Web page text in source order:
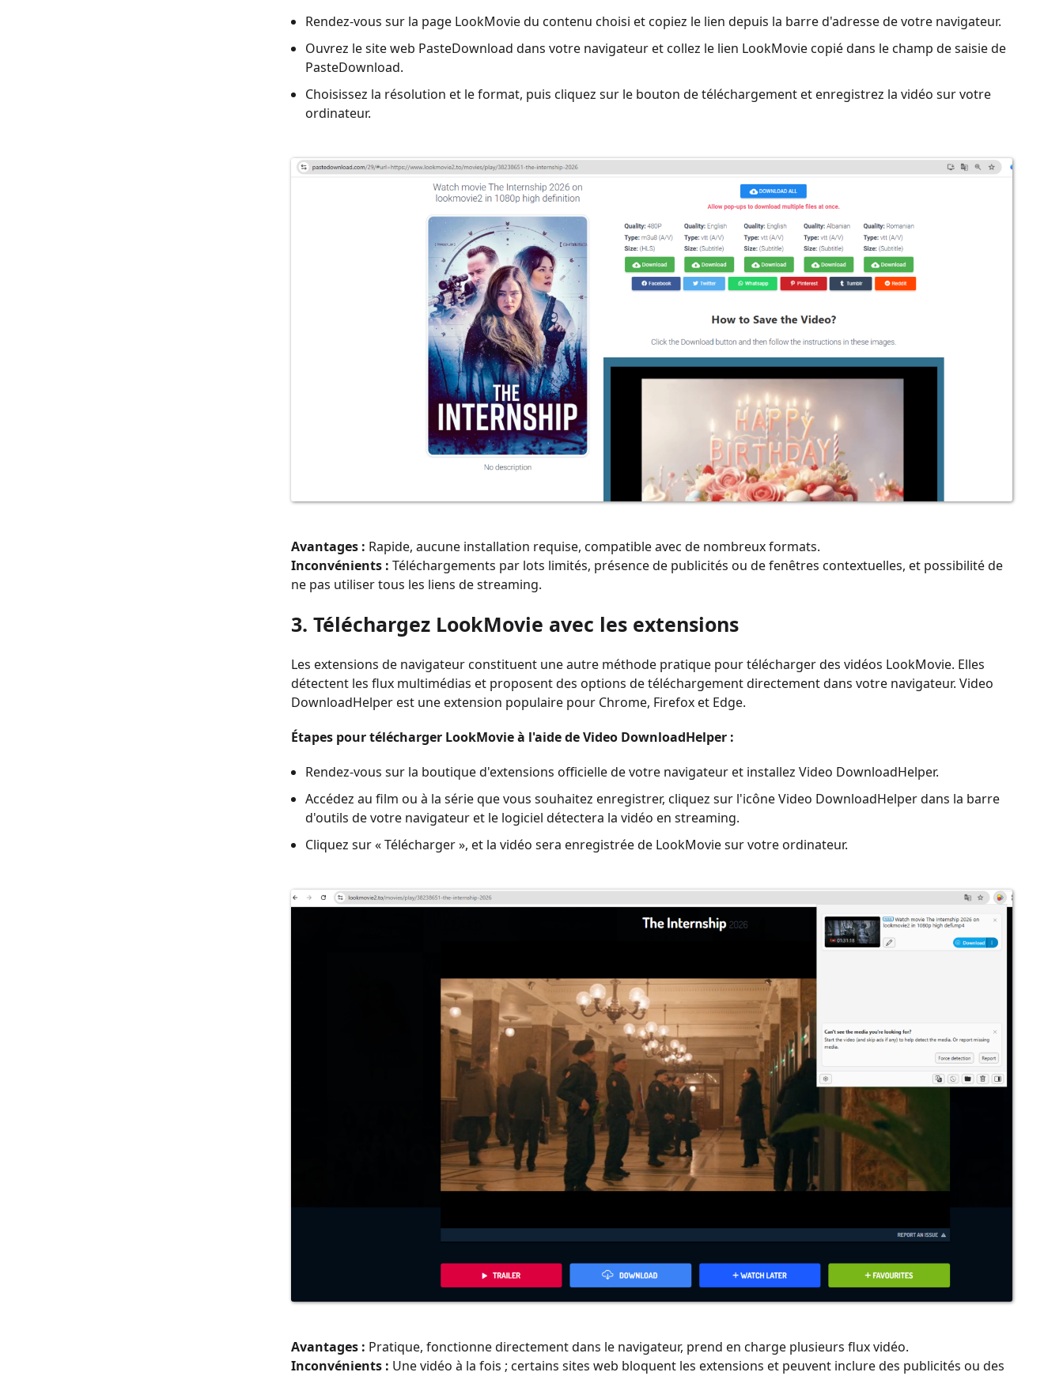
Rendez-vous sur la page LookMovie du contenu choisi et copiez le lien depuis la barre d'adresse de votre navigateur.
Ouvrez le site web PasteDownload dans votre navigateur et collez le lien LookMovie copié dans le champ de saisie de
PasteDownload.
Choisissez la résolution et le format, puis cliquez sur le bouton de téléchargement et enregistrez la vidéo sur votre
ordinateur.
Avantages : Rapide, aucune installation requise, compatible avec de nombreux formats.
Inconvénients : Téléchargements par lots limités, présence de publicités ou de fenêtres contextuelles, et possibilité de
ne pas utiliser tous les liens de streaming.
3. Téléchargez LookMovie avec les extensions
Les extensions de navigateur constituent une autre méthode pratique pour télécharger des vidéos LookMovie. Elles
détectent les flux multimédias et proposent des options de téléchargement directement dans votre navigateur. Video
DownloadHelper est une extension populaire pour Chrome, Firefox et Edge.
Étapes pour télécharger LookMovie à l'aide de Video DownloadHelper :
Rendez-vous sur la boutique d'extensions officielle de votre navigateur et installez Video DownloadHelper.
Accédez au film ou à la série que vous souhaitez enregistrer, cliquez sur l'icône Video DownloadHelper dans la barre
d'outils de votre navigateur et le logiciel détectera la vidéo en streaming.
Cliquez sur « Télécharger », et la vidéo sera enregistrée de LookMovie sur votre ordinateur.
Avantages : Pratique, fonctionne directement dans le navigateur, prend en charge plusieurs flux vidéo.
Inconvénients : Une vidéo à la fois ; certains sites web bloquent les extensions et peuvent inclure des publicités ou des